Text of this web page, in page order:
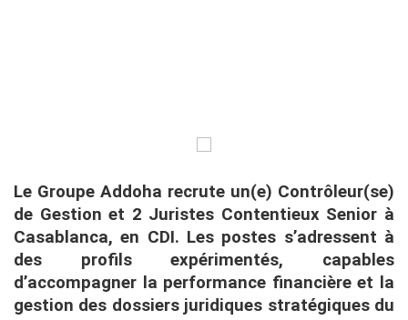
Le Groupe Addoha recrute un(e) Contrôleur(se)
de Gestion et 2 Juristes Contentieux Senior à
Casablanca, en CDI. Les postes s’adressent à
des profils expérimentés, capables
d’accompagner la performance financière et la
gestion des dossiers juridiques stratégiques du